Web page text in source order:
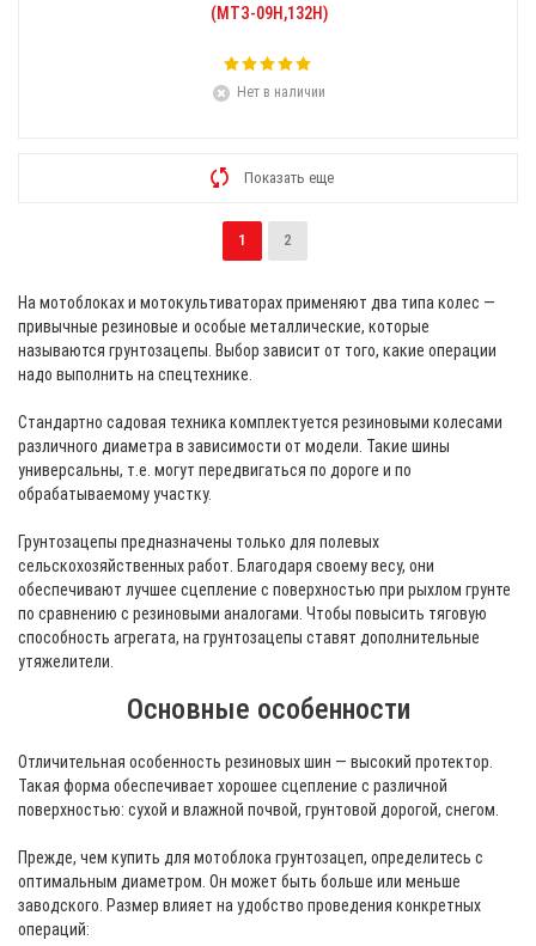
(МТЗ-09Н,132Н)
Нет в наличии
Показать еще
1 2
На мотоблоках и мотокультиваторах применяют два типа колес —
привычные резиновые и особые металлические, которые
называются грунтозацепы. Выбор зависит от того, какие операции
надо выполнить на спецтехнике.
Стандартно садовая техника комплектуется резиновыми колесами
различного диаметра в зависимости от модели. Такие шины
универсальны, т.е. могут передвигаться по дороге и по
обрабатываемому участку.
Грунтозацепы предназначены только для полевых
сельскохозяйственных работ. Благодаря своему весу, они
обеспечивают лучшее сцепление с поверхностью при рыхлом грунте
по сравнению с резиновыми аналогами. Чтобы повысить тяговую
способность агрегата, на грунтозацепы ставят дополнительные
утяжелители.
Основные особенности
Отличительная особенность резиновых шин — высокий протектор.
Такая форма обеспечивает хорошее сцепление с различной
поверхностью: сухой и влажной почвой, грунтовой дорогой, снегом.
Прежде, чем купить для мотоблока грунтозацеп, определитесь с
оптимальным диаметром. Он может быть больше или меньше
заводского. Размер влияет на удобство проведения конкретных
операций: